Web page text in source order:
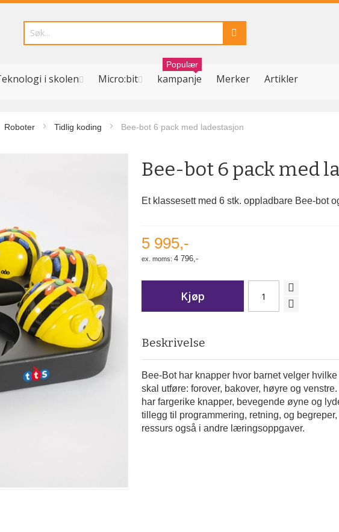
i skolen Micro:bit kampanje
Populær
Merker Artikler
Roboter Tidlig koding Bee-bot 6 pack med ladestasjon
Bee-bot 6 pack med
Et klassesett med 6 stk. oppladbare Bee-bot
5 995,-
4 796,-
Kjøp
Beskrivelse
Bee-Bot har knapper hvor barnet velger
skal utføre: forover, bakover, høyre og
har fargerike knapper, bevegende øyne og
tillegg til programmering, retning, og
ressurs også i andre læringsoppgaver.